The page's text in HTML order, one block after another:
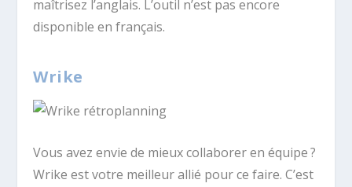
maîtrisez l’anglais. L’outil n’est pas encore
disponible en français.
Wrike
Vous avez envie de mieux collaborer en équipe ?
Wrike est votre meilleur allié pour ce faire. C’est